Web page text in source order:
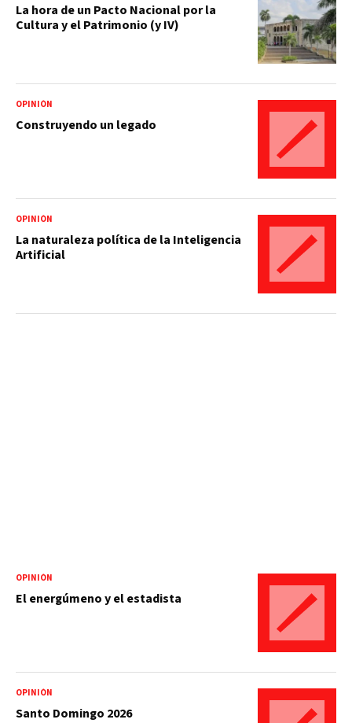
La hora de un Pacto Nacional por la
Cultura y el Patrimonio (y IV)
OPINIÓN
Construyendo un legado
OPINIÓN
La naturaleza política de la Inteligencia
Artificial
OPINIÓN
El energúmeno y el estadista
OPINIÓN
Santo Domingo 2026